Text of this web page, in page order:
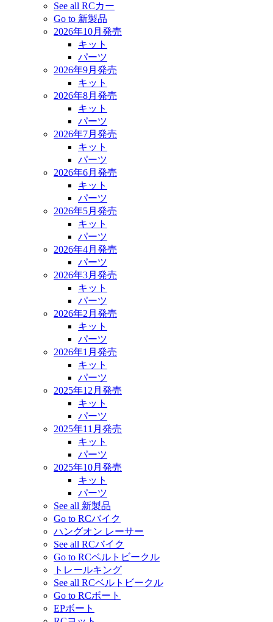
See all RCカー
Go to 新製品
2026年10月発売
キット
パーツ
2026年9月発売
キット
2026年8月発売
キット
パーツ
2026年7月発売
キット
パーツ
2026年6月発売
キット
パーツ
2026年5月発売
キット
パーツ
2026年4月発売
パーツ
2026年3月発売
キット
パーツ
2026年2月発売
キット
パーツ
2026年1月発売
キット
パーツ
2025年12月発売
キット
パーツ
2025年11月発売
キット
パーツ
2025年10月発売
キット
パーツ
See all 新製品
Go to RCバイク
ハングオン レーサー
See all RCバイク
Go to RCベルトビークル
トレールキング
See all RCベルトビークル
Go to RCボート
EPボート